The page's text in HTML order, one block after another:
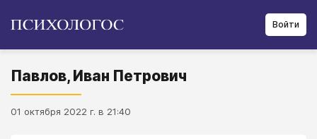
Войти
Павлов, Иван Петрович
01 октября 2022 г. в 21:40